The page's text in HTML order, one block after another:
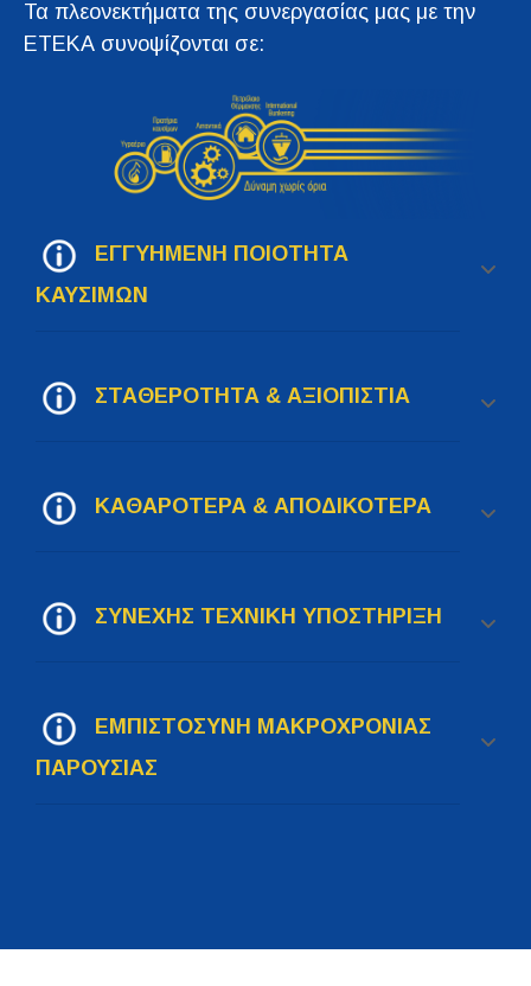
Τα πλεονεκτήματα της συνεργασίας μας με την
ΕΤΕΚΑ συνοψίζονται σε:
ΕΓΓΥΗΜΕΝΗ ΠΟΙΟΤΗΤΑ
ΚΑΥΣΙΜΩΝ
ΣΤΑΘΕΡΟΤΗΤΑ & ΑΞΙΟΠΙΣΤΙΑ
ΚΑΘΑΡΟΤΕΡΑ & ΑΠΟΔΙΚΟΤΕΡΑ
ΣΥΝΕΧΗΣ ΤΕΧΝΙΚΗ ΥΠΟΣΤΗΡΙΞΗ
ΕΜΠΙΣΤΟΣΥΝΗ ΜΑΚΡΟΧΡΟΝΙΑΣ
ΠΑΡΟΥΣΙΑΣ